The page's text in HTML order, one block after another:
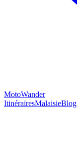
MotoWander
ItinérairesMalaisieBlog